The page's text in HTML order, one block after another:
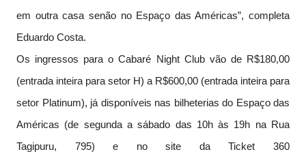
em outra casa senão no Espaço das Américas”, completa
Eduardo Costa.
Os ingressos para o Cabaré Night Club vão de R$180,00
(entrada inteira para setor H) a R$600,00 (entrada inteira para
setor Platinum), já disponíveis nas bilheterias do Espaço das
Américas (de segunda a sábado das 10h às 19h na Rua
Tagipuru, 795) e no site da Ticket 360